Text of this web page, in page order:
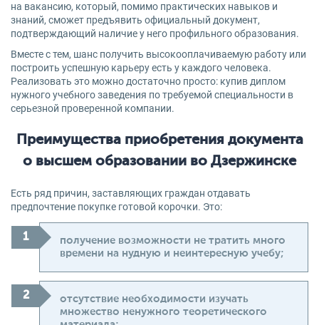
на вакансию, который, помимо практических навыков и
знаний, сможет предъявить официальный документ,
подтверждающий наличие у него профильного образования.
Вместе с тем, шанс получить высокооплачиваемую работу или
построить успешную карьеру есть у каждого человека.
Реализовать это можно достаточно просто: купив диплом
нужного учебного заведения по требуемой специальности в
серьезной проверенной компании.
Преимущества приобретения документа
о высшем образовании во Дзержинске
Есть ряд причин, заставляющих граждан отдавать
предпочтение покупке готовой корочки. Это:
получение возможности не тратить много
времени на нудную и неинтересную учебу;
отсутствие необходимости изучать
множество ненужного теоретического